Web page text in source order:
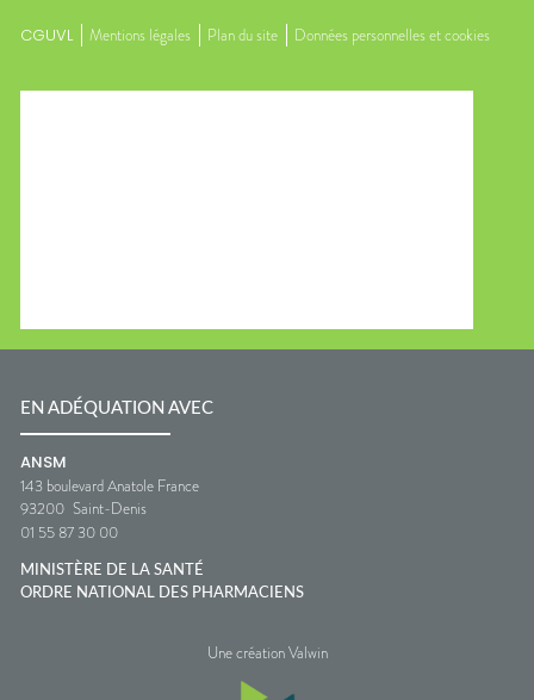
CGUVL Mentions légales Plan du site Données personnelles et cookies
EN ADÉQUATION AVEC
ANSM
143 boulevard Anatole France
93200 Saint-Denis
01 55 87 30 00
MINISTÈRE DE LA SANTÉ
ORDRE NATIONAL DES PHARMACIENS
Une création Valwin